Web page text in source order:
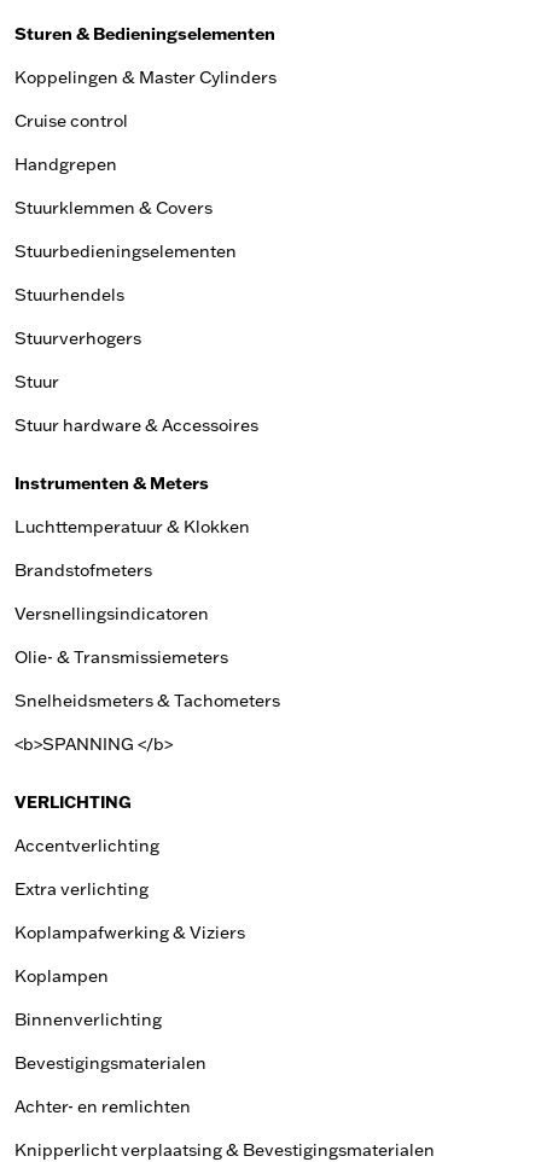
Sturen & Bedieningselementen
Koppelingen & Master Cylinders
Cruise control
Handgrepen
Stuurklemmen & Covers
Stuurbedieningselementen
Stuurhendels
Stuurverhogers
Stuur
Stuur hardware & Accessoires
Instrumenten & Meters
Luchttemperatuur & Klokken
Brandstofmeters
Versnellingsindicatoren
Olie- & Transmissiemeters
Snelheidsmeters & Tachometers
<b>SPANNING </b>
VERLICHTING
Accentverlichting
Extra verlichting
Koplampafwerking & Viziers
Koplampen
Binnenverlichting
Bevestigingsmaterialen
Achter- en remlichten
Knipperlicht verplaatsing & Bevestigingsmaterialen